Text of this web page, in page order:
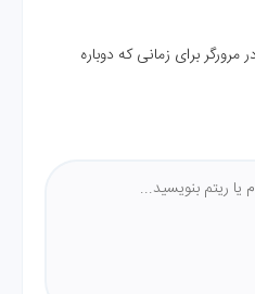
برای زمانی که دوباره